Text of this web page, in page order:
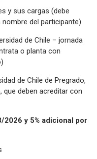
y sus cargas (debe
del participante)
de Chile – jornada
o planta con
de Chile de Pregrado,
que deben acreditar con
2026 y 5% adicional por